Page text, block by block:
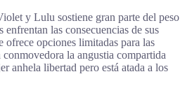
y Lulu sostiene gran parte del peso
las consecuencias de sus
ofrece opciones limitadas para las
la angustia compartida
anhela libertad pero está atada a los